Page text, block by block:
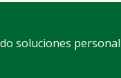
soluciones